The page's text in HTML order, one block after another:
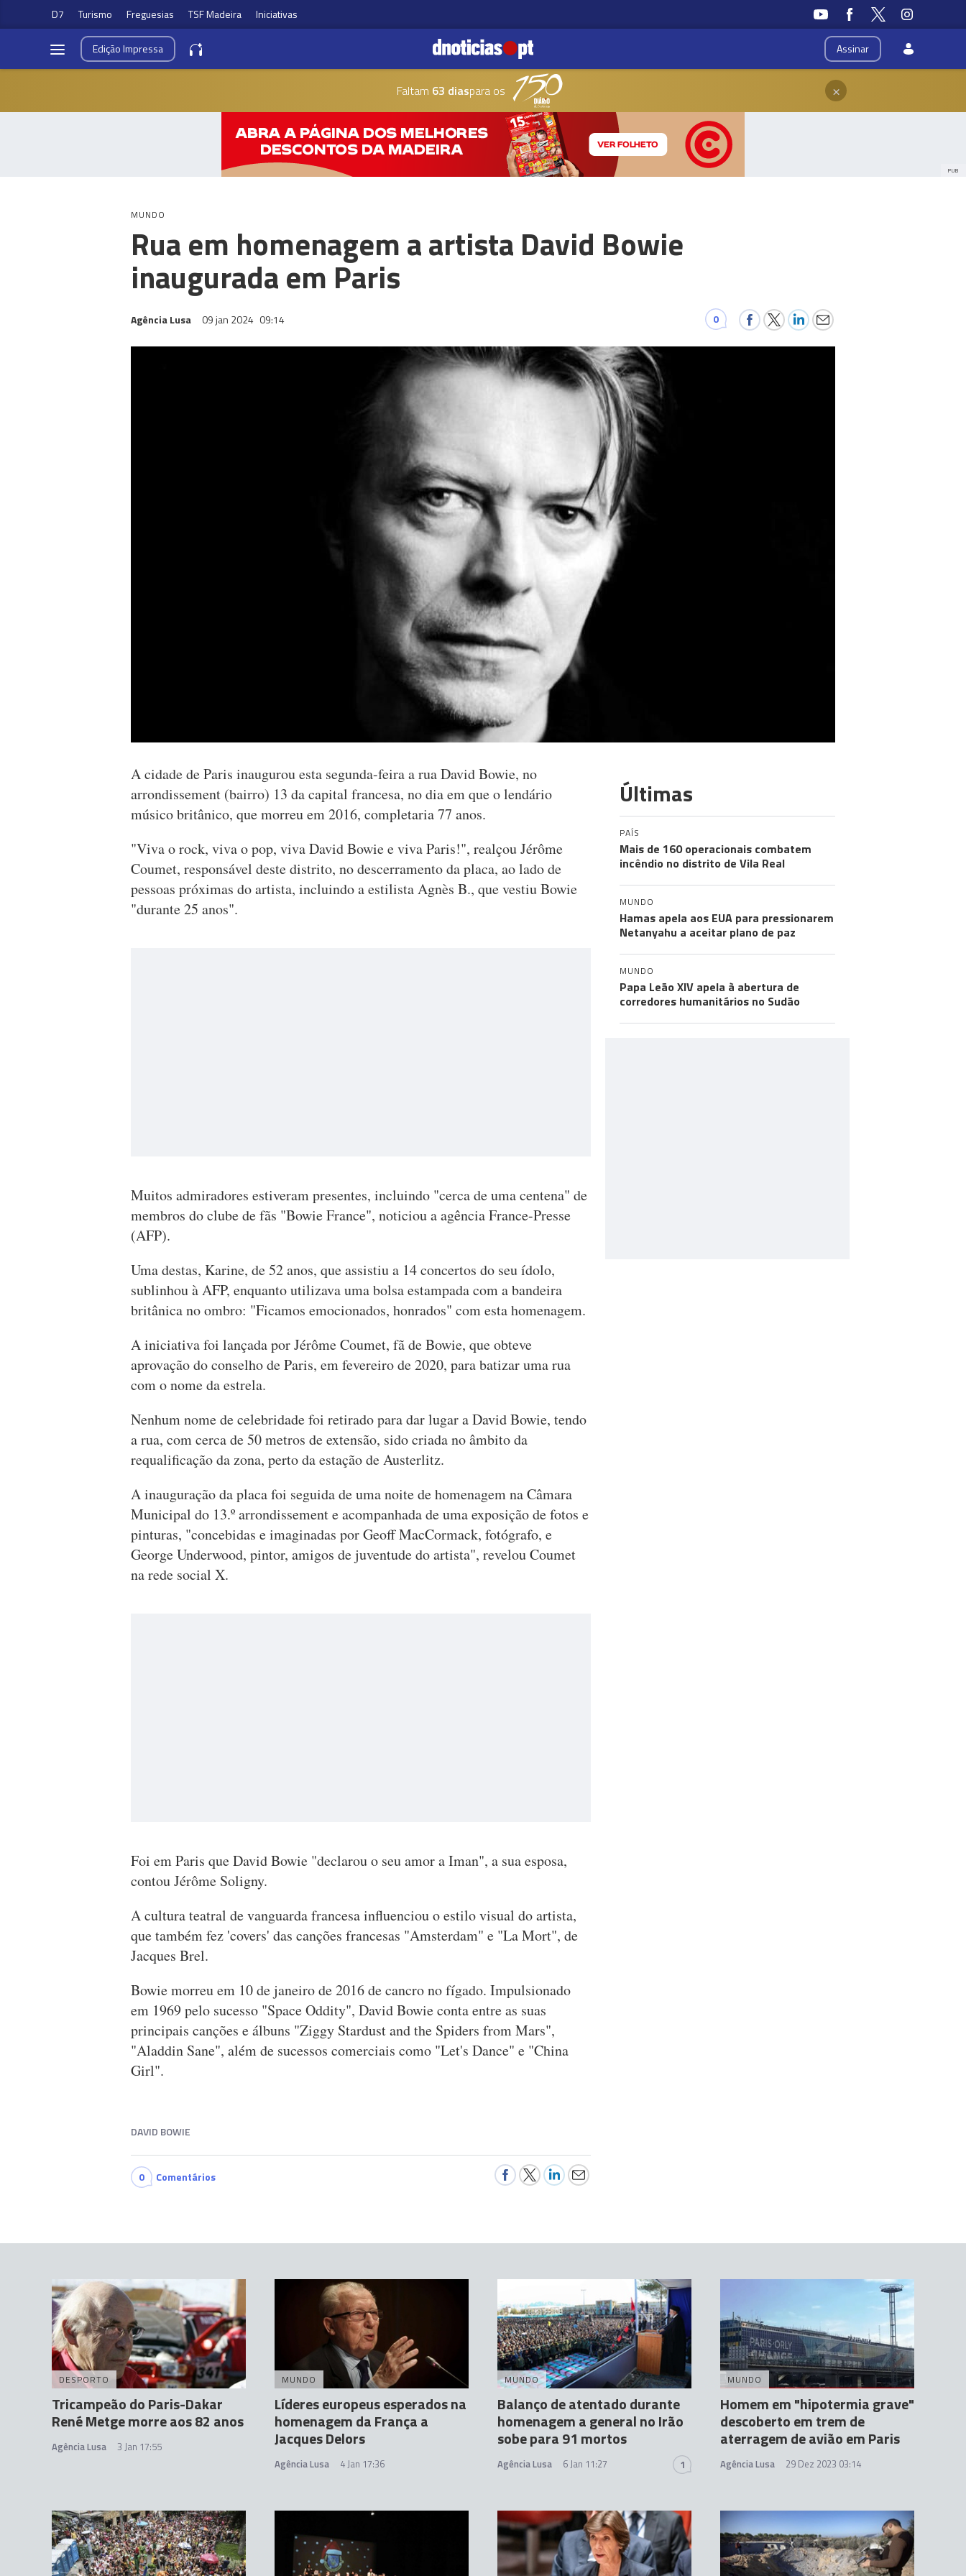
D7 Turismo Freguesias TSF Madeira Iniciativas
Assinar
EdiçãoImpressa
Faltam 63 diaspara os ×
PUB
MUNDO
Rua em homenagem a artista David Bowie
inaugurada em Paris
Agência Lusa 09 jan 2024 09:14 0
A cidade de Paris inaugurou esta segunda-feira a rua David Bowie, no
arrondissement (bairro) 13 da capital francesa, no dia em que o lendário
músico britânico, que morreu em 2016, completaria 77 anos.
"Viva o rock, viva o pop, viva David Bowie e viva Paris!", realçou Jérôme
Coumet, responsável deste distrito, no descerramento da placa, ao lado de
pessoas próximas do artista, incluindo a estilista Agnès B., que vestiu Bowie
"durante 25 anos".
Muitos admiradores estiveram presentes, incluindo "cerca de uma centena" de
membros do clube de fãs "Bowie France", noticiou a agência France-Presse
(AFP).
Uma destas, Karine, de 52 anos, que assistiu a 14 concertos do seu ídolo,
sublinhou à AFP, enquanto utilizava uma bolsa estampada com a bandeira
britânica no ombro: "Ficamos emocionados, honrados" com esta homenagem.
A iniciativa foi lançada por Jérôme Coumet, fã de Bowie, que obteve
aprovação do conselho de Paris, em fevereiro de 2020, para batizar uma rua
com o nome da estrela.
Nenhum nome de celebridade foi retirado para dar lugar a David Bowie, tendo
a rua, com cerca de 50 metros de extensão, sido criada no âmbito da
requalificação da zona, perto da estação de Austerlitz.
A inauguração da placa foi seguida de uma noite de homenagem na Câmara
Municipal do 13.º arrondissement e acompanhada de uma exposição de fotos e
pinturas, "concebidas e imaginadas por Geoff MacCormack, fotógrafo, e
George Underwood, pintor, amigos de juventude do artista", revelou Coumet
na rede social X.
Foi em Paris que David Bowie "declarou o seu amor a Iman", a sua esposa,
contou Jérôme Soligny.
A cultura teatral de vanguarda francesa influenciou o estilo visual do artista,
que também fez 'covers' das canções francesas "Amsterdam" e "La Mort", de
Jacques Brel.
Bowie morreu em 10 de janeiro de 2016 de cancro no fígado. Impulsionado
em 1969 pelo sucesso "Space Oddity", David Bowie conta entre as suas
principais canções e álbuns "Ziggy Stardust and the Spiders from Mars",
"Aladdin Sane", além de sucessos comerciais como "Let's Dance" e "China
Girl".
DAVID BOWIE
0 Comentários
Últimas
PAÍS
Mais de 160 operacionais combatem
incêndio no distrito de Vila Real
MUNDO
Hamas apela aos EUA para pressionarem
Netanyahu a aceitar plano de paz
MUNDO
Papa Leão XIV apela à abertura de
corredores humanitários no Sudão
DESPORTO
Tricampeão do Paris-Dakar
René Metge morre aos 82 anos
Agência Lusa 3 Jan 17:55
MUNDO
Líderes europeus esperados na
homenagem da França a
Jacques Delors
Agência Lusa 4 Jan 17:36
MUNDO
Balanço de atentado durante
homenagem a general no Irão
sobe para 91 mortos
Agência Lusa 6 Jan 11:27 1
MUNDO
Homem em "hipotermia grave"
descoberto em trem de
aterragem de avião em Paris
Agência Lusa 29 Dez 2023 03:14